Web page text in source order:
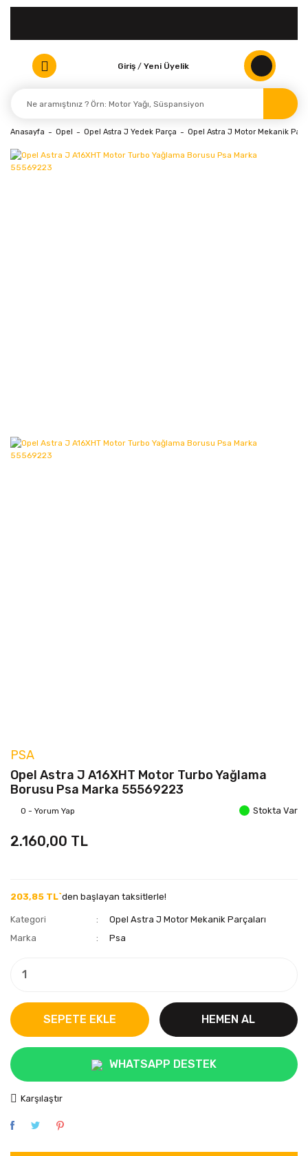
Giriş / Yeni Üyelik
Anasayfa Opel Opel Astra J Yedek Parça Opel Astra J Motor Mekanik
PSA
Opel Astra J A16XHT Motor Turbo Yağlama
Borusu Psa Marka 55569223
0 - Yorum Yap Stokta Var
2.160,00 TL
203,85 TL`den başlayan taksitlerle!
Kategori
Opel Astra J Motor Mekanik Parçaları
Marka
Psa
SEPETE EKLE HEMEN AL
WHATSAPP DESTEK
Karşılaştır